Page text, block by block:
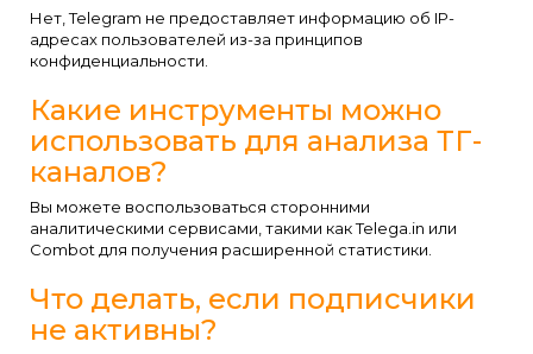
Нет, Telegram не предоставляет информацию об IP-
адресах пользователей из-за принципов
конфиденциальности.
Какие инструменты можно
использовать для анализа ТГ-
каналов?
Вы можете воспользоваться сторонними
аналитическими сервисами, такими как Telega.in или
Combot для получения расширенной статистики.
Что делать, если подписчики
не активны?